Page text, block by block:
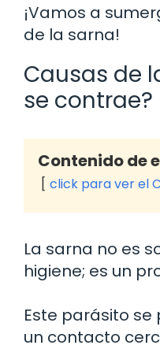
¡Vamos a
de la sarna!
Causas de
se contrae?
Contenido de
click para ver el
La sarna no es
higiene; es un
Este parásito
un contacto